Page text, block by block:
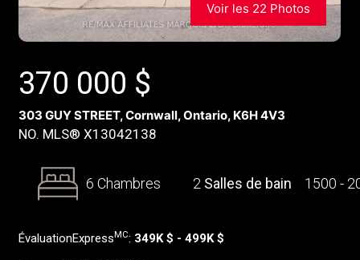
Voir les 22 Photos
370 000 $
303 GUY STREET, Cornwall, Ontario, K6H 4V3
NO. MLS® X13042138
6 Chambres 2 Salles de bain 1500 -
ÉvaluationExpress MC: 349K $ - 499K $